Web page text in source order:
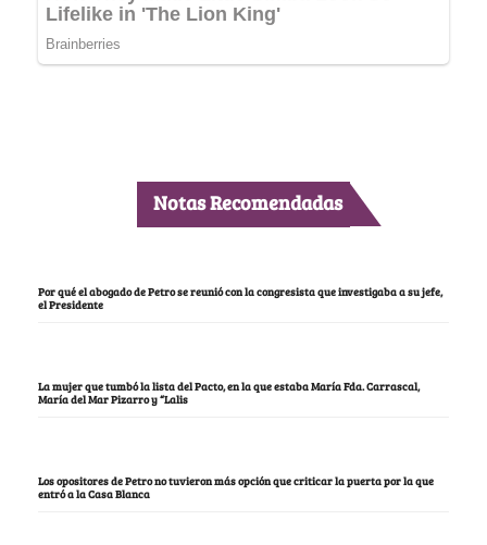
Notas Recomendadas
Por qué el abogado de Petro se reunió con la congresista que investigaba a su jefe,
el Presidente
La mujer que tumbó la lista del Pacto, en la que estaba María Fda. Carrascal,
María del Mar Pizarro y “Lalis
Los opositores de Petro no tuvieron más opción que criticar la puerta por la que
entró a la Casa Blanca